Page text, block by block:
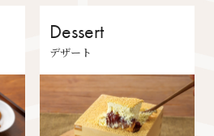
Dessert
デザート